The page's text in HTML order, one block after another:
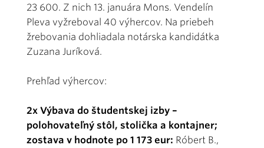
23 600. Z nich 13. januára Mons. Vendelín
Pleva vyžreboval 40 výhercov. Na priebeh
žrebovania dohliadala notárska kandidátka
Zuzana Juríková.
Prehľad výhercov:
2x Výbava do študentskej izby –
polohovateľný stôl, stolička a kontajner;
zostava v hodnote po 1 173 eur: Róbert B.,